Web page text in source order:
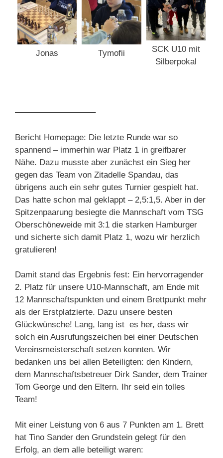
Jonas Tymofii
SCK U10 mit
Silberpokal
—————————–
Bericht Homepage: Die letzte Runde war so
spannend – immerhin war Platz 1 in greifbarer
Nähe. Dazu musste aber zunächst ein Sieg her
gegen das Team von Zitadelle Spandau, das
übrigens auch ein sehr gutes Turnier gespielt hat.
Das hatte schon mal geklappt – 2,5:1,5. Aber in der
Spitzenpaarung besiegte die Mannschaft vom TSG
Oberschöneweide mit 3:1 die starken Hamburger
und sicherte sich damit Platz 1, wozu wir herzlich
gratulieren!
Damit stand das Ergebnis fest: Ein hervorragender
2. Platz für unsere U10-Mannschaft, am Ende mit
12 Mannschaftspunkten und einem Brettpunkt mehr
als der Erstplatzierte. Dazu unsere besten
Glückwünsche! Lang, lang ist es her, dass wir
solch ein Ausrufungszeichen bei einer Deutschen
Vereinsmeisterschaft setzen konnten. Wir
bedanken uns bei allen Beteiligten: den Kindern,
dem Mannschaftsbetreuer Dirk Sander, dem Trainer
Tom George und den Eltern. Ihr seid ein tolles
Team!
Mit einer Leistung von 6 aus 7 Punkten am 1. Brett
hat Tino Sander den Grundstein gelegt für den
Erfolg, an dem alle beteiligt waren: